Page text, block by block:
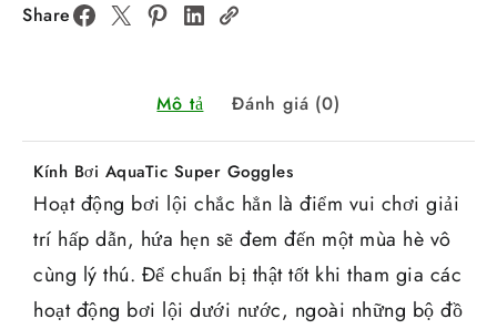
Share
Mô tả Đánh giá (0)
Kính Bơi AquaTic Super Goggles
Hoạt động bơi lội chắc hẳn là điểm vui chơi giải
trí hấp dẫn, hứa hẹn sẽ đem đến một mùa hè vô
cùng lý thú. Để chuẩn bị thật tốt khi tham gia các
hoạt động bơi lội dưới nước, ngoài những bộ đồ